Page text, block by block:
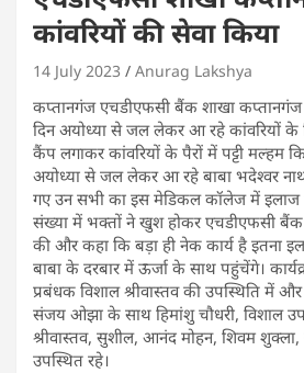
कांवरियों की सेवा किया
14 July 2023 Anurag Lakshya
कप्तानगंज एचडीएफसी बैंक शाखा कप्तानगंज
दिन अयोध्या से जल लेकर आ रहे कांवरियों के
कैंप लगाकर कांवरियों के पैरों में पट्टी मल्हम
अयोध्या से जल लेकर आ रहे बाबा भदेश्वर
गए उन सभी का इस मेडिकल कॉलेज में इलाज
संख्या में भक्तों ने खुश होकर एचडीएफसी बैंक
की और कहा कि बड़ा ही नेक कार्य है इतना
बाबा के दरबार में ऊर्जा के साथ पहुंचेंगे।
प्रबंधक विशाल श्रीवास्तव की उपस्थिति में
संजय ओझा के साथ हिमांशु चौधरी, विशाल
श्रीवास्तव, सुशील, आनंद मोहन, शिवम शुक्ला,
उपस्थित रहे।